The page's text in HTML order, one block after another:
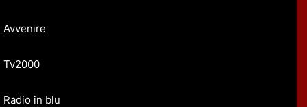
Avvenire
Tv2000
Radio in blu